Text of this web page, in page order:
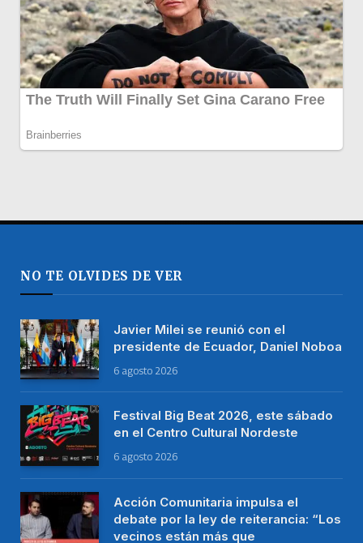
NO TE OLVIDES DE VER
Javier Milei se reunió con el
presidente de Ecuador, Daniel Noboa
6 agosto 2026
Festival Big Beat 2026, este sábado
en el Centro Cultural Nordeste
6 agosto 2026
Acción Comunitaria impulsa el
debate por la ley de reiterancia: “Los
vecinos están más que